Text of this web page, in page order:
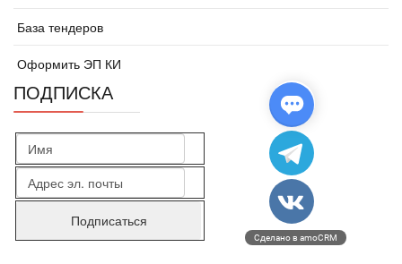
База тендеров
Оформить ЭП КИ
ПОДПИСКА
Сделано в amoCRM